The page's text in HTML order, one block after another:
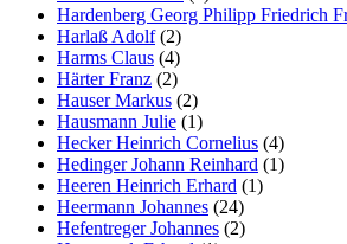
Hardenberg Georg Philipp Friedrich
Harlaß Adolf(2)
Harms Claus (4)
Härter Franz (2)
Hauser Markus (2)
Hausmann Julie (1)
Hecker Heinrich Cornelius (4)
Hedinger Johann Reinhard (1)
Heeren Heinrich Erhard (1)
Heermann Johannes (24)
Hefentreger Johannes (2)